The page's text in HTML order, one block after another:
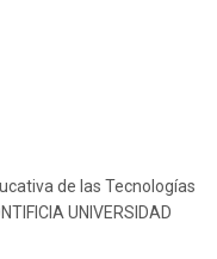
de las Tecnologías
UNIVERSIDAD